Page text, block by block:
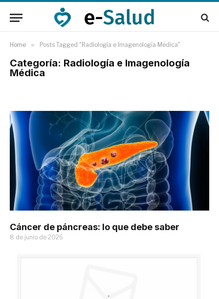
Home » Posts Tagged "Radiología e Imagenología Médica"
Categoría: Radiología e Imagenología
Médica
Cáncer de páncreas: lo que debe saber
8 de junio de 2026